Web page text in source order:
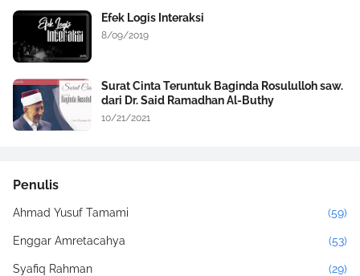
Efek Logis Interaksi
8/09/2019
Surat Cinta Teruntuk Baginda Rosululloh saw.
dari Dr. Said Ramadhan Al-Buthy
10/21/2021
Penulis
Ahmad Yusuf Tamami (59)
Enggar Amretacahya (53)
Syafiq Rahman (29)